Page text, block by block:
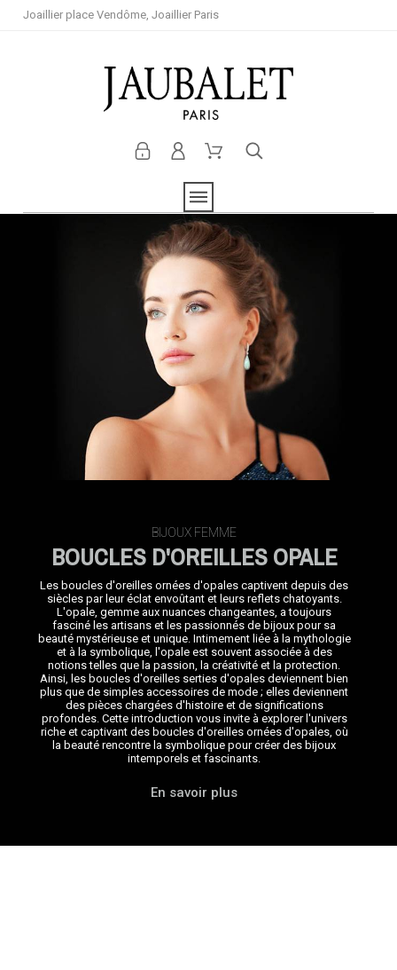
Joaillier place Vendôme, Joaillier Paris
BIJOUX FEMME
BOUCLES D'OREILLES OPALE
Les boucles d'oreilles ornées d'opales captivent depuis des
siècles par leur éclat envoûtant et leurs reflets chatoyants.
L'opale, gemme aux nuances changeantes, a toujours
fasciné les artisans et les passionnés de bijoux pour sa
beauté mystérieuse et unique. Intimement liée à la mythologie
et à la symbolique, l'opale est souvent associée à des
notions telles que la passion, la créativité et la protection.
Ainsi, les boucles d'oreilles serties d'opales deviennent bien
plus que de simples accessoires de mode ; elles deviennent
des pièces chargées d'histoire et de significations
profondes. Cette introduction vous invite à explorer l'univers
riche et captivant des boucles d'oreilles ornées d'opales, où
la beauté rencontre la symbolique pour créer des bijoux
intemporels et fascinants.
En savoir plus